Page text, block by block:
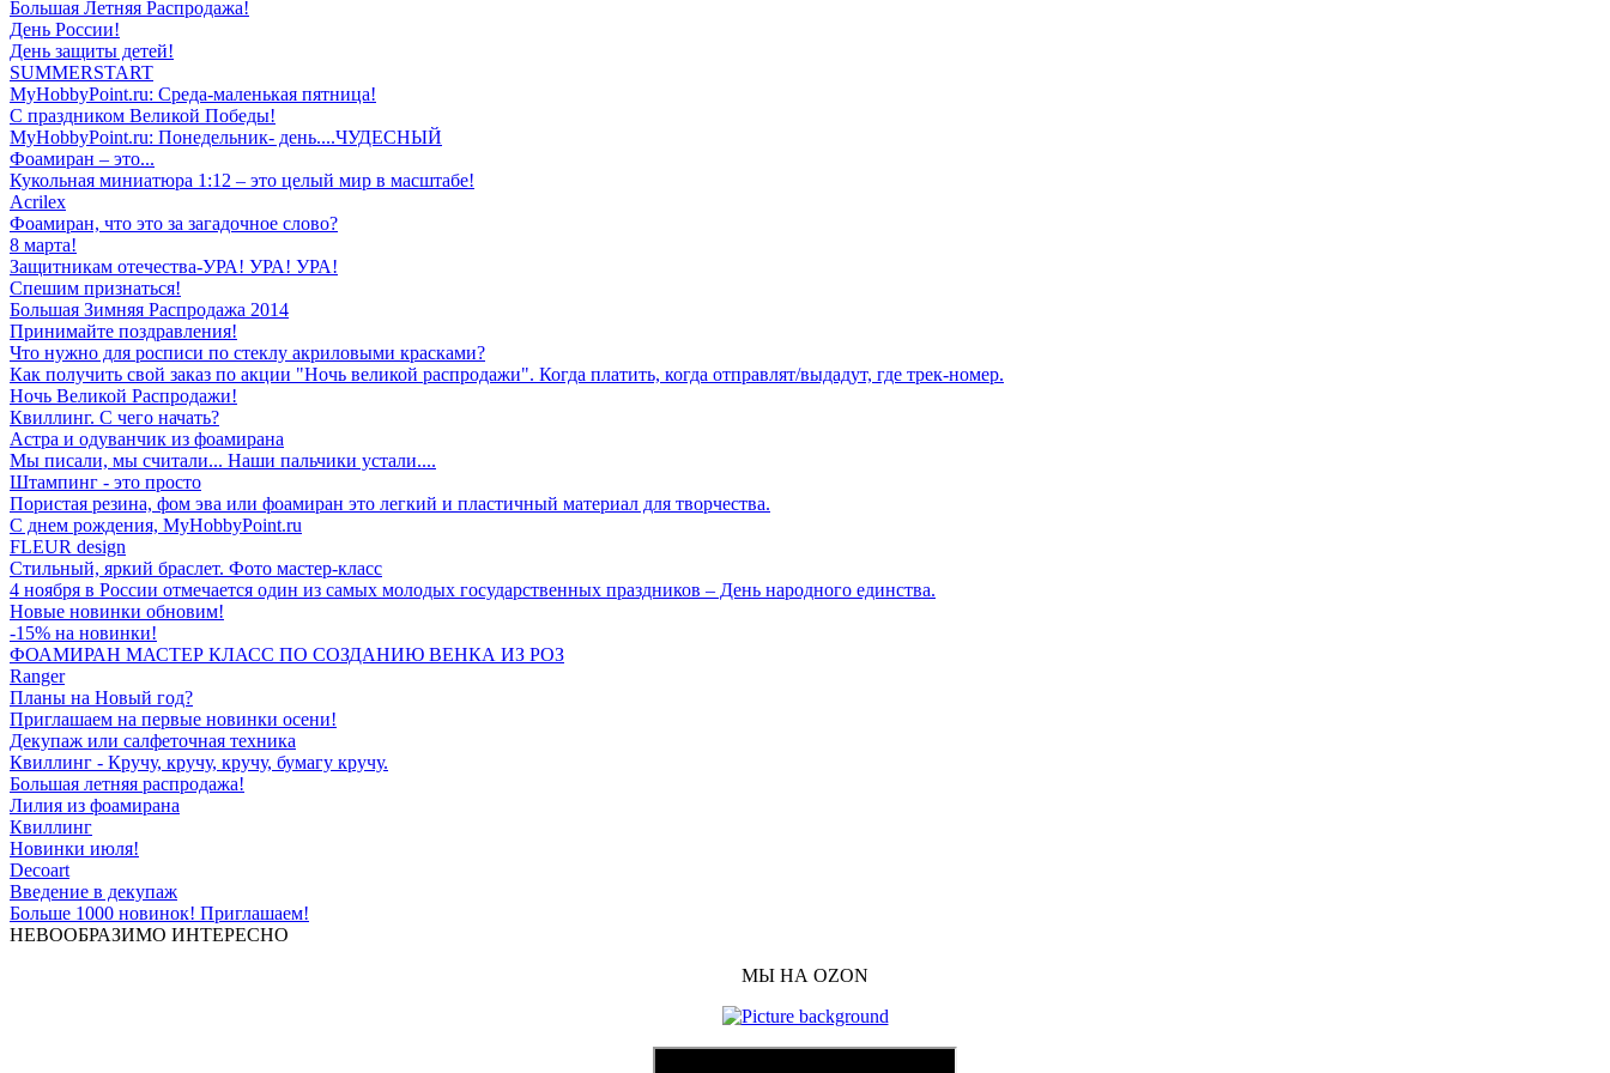
Большая Летняя Распродажа!
День России!
День защиты детей!
SUMMERSTART
MyHobbyPoint.ru: Среда-маленькая пятница!
С праздником Великой Победы!
MyHobbyPoint.ru: Понедельник- день....ЧУДЕСНЫЙ
Фоамиран – это...
Кукольная миниатюра 1:12 – это целый мир в масштабе!
Acrilex
Фоамиран, что это за загадочное слово?
8 марта!
Защитникам отечества-УРА! УРА! УРА!
Спешим признаться!
Большая Зимняя Распродажа 2014
Принимайте поздравления!
Что нужно для росписи по стеклу акриловыми красками?
Как получить свой заказ по акции "Ночь великой распродажи". Когда платить, когда отправлят/выдадут, где трек-номер.
Ночь Великой Распродажи!
Квиллинг. С чего начать?
Астра и одуванчик из фоамирана
Мы писали, мы считали... Наши пальчики устали....
Штампинг - это просто
Пористая резина, фом эва или фоамиран это легкий и пластичный материал для творчества.
С днем рождения, MyHobbyPoint.ru
FLEUR design
Стильный, яркий браслет. Фото мастер-класс
4 ноября в России отмечается один из самых молодых государственных праздников – День народного единства.
Новые новинки обновим!
-15% на новинки!
ФОАМИРАН МАСТЕР КЛАСС ПО СОЗДАНИЮ ВЕНКА ИЗ РОЗ
Ranger
Планы на Новый год?
Приглашаем на первые новинки осени!
Декупаж или салфеточная техника
Квиллинг - Кручу, кручу, кручу, бумагу кручу.
Большая летняя распродажа!
Лилия из фоамирана
Квиллинг
Новинки июля!
Decoart
Введение в декупаж
Больше 1000 новинок! Приглашаем!
НЕВООБРАЗИМО ИНТЕРЕСНО
МЫ НА OZON